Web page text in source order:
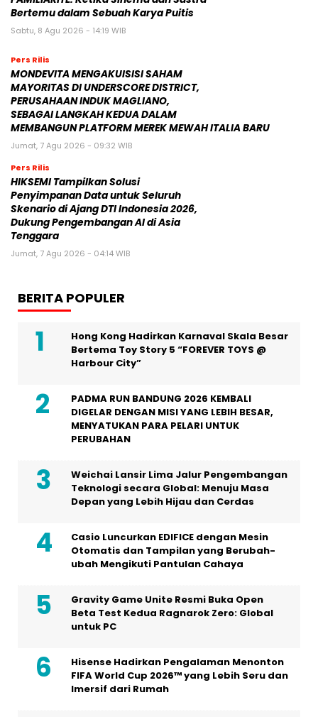
Bertemu dalam Sebuah Karya Puitis
Sabtu, 8 Agu 2026 - 14:19 WIB
Pers Rilis
MONDEVITA MENGAKUISISI SAHAM
MAYORITAS DI UNDERSCORE DISTRICT,
PERUSAHAAN INDUK MAGLIANO,
SEBAGAI LANGKAH KEDUA DALAM
MEMBANGUN PLATFORM MEREK MEWAH ITALIA BARU
Jumat, 7 Agu 2026 - 09:32 WIB
Pers Rilis
HIKSEMI Tampilkan Solusi
Penyimpanan Data untuk Seluruh
Skenario di Ajang DTI Indonesia 2026,
Dukung Pengembangan AI di Asia
Tenggara
Jumat, 7 Agu 2026 - 04:14 WIB
BERITA POPULER
Hong Kong Hadirkan Karnaval Skala Besar
Bertema Toy Story 5 “FOREVER TOYS @
Harbour City”
PADMA RUN BANDUNG 2026 KEMBALI
DIGELAR DENGAN MISI YANG LEBIH BESAR,
MENYATUKAN PARA PELARI UNTUK
PERUBAHAN
Weichai Lansir Lima Jalur Pengembangan
Teknologi secara Global: Menuju Masa
Depan yang Lebih Hijau dan Cerdas
Casio Luncurkan EDIFICE dengan Mesin
Otomatis dan Tampilan yang Berubah-
ubah Mengikuti Pantulan Cahaya
Gravity Game Unite Resmi Buka Open
Beta Test Kedua Ragnarok Zero: Global
untuk PC
Hisense Hadirkan Pengalaman Menonton
FIFA World Cup 2026™ yang Lebih Seru dan
Imersif dari Rumah